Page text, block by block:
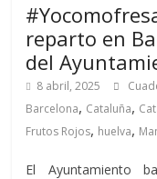
reparto en
del
8 abril, 2025
Barcelona, Cataluña,
Frutos Rojos, huelva,
El Ayuntamiento